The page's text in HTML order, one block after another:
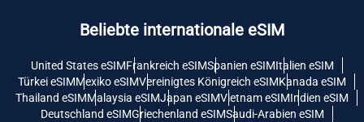
Beliebte internationale eSIM
United States eSIMFrankreich eSIMSpanien eSIMItalien eSIM
Türkei eSIMMexiko eSIMVereinigtes Königreich eSIMKanada eSIM
Thailand eSIMMalaysia eSIMJapan eSIMVietnam eSIMIndien eSIM
Deutschland eSIMGriechenland eSIMSaudi-Arabien eSIM